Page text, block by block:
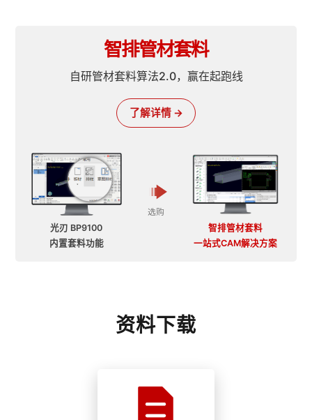
光刃 BP9100
内置套料功能
选购
智排管材套料
一站式CAM解决方案
智排管材套料
自研管材套料算法2.0，赢在起跑线
了解详情 →
资料下载